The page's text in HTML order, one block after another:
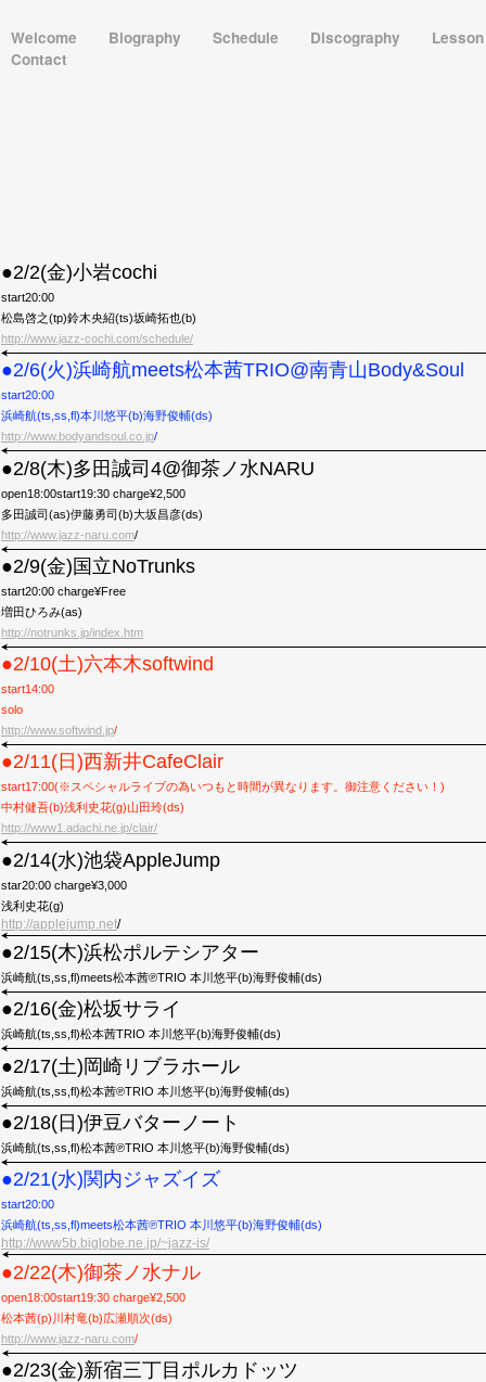
Welcome Biography Schedule Discography
Contact
●2/2(金)小岩cochi
start20:00
松島啓之(tp)鈴木央紹(ts)坂崎拓也(b)
http://www.jazz-cochi.com/schedule/
●2/6(火)浜崎航meets松本茜TRIO@南青山Body&Soul
start20:00
浜崎航(ts,ss,fl)本川悠平(b)海野俊輔(ds)
http://www.bodyandsoul.co.jp/
●2/8(木)多田誠司4@御茶ノ水NARU
open18:00start19:30 charge¥2,500
多田誠司(as)伊藤勇司(b)大坂昌彦(ds)
http://www.jazz-naru.com/
●2/9(金)国立NoTrunks
start20:00 charge¥Free
増田ひろみ(as)
http://notrunks.jp/index.htm
●2/10(土)六本木softwind
start14:00
solo
http://www.softwind.jp/
●2/11(日)西新井CafeClair
start17:00(※スペシャルライブの為いつもと時間が異なります。御注意ください！)
中村健吾(b)浅利史花(g)山田玲(ds)
http://www1.adachi.ne.jp/clair/
●2/14(水)池袋AppleJump
star20:00 charge¥3,000
浅利史花(g)
http://applejump.net/
●2/15(木)浜松ポルテシアター
浜崎航(ts,ss,fl)meets松本茜℗TRIO 本川悠平(b)海野俊輔(ds)
●2/16(金)松坂サライ
浜崎航(ts,ss,fl)松本茜TRIO 本川悠平(b)海野俊輔(ds)
●2/17(土)岡崎リブラホール
浜崎航(ts,ss,fl)松本茜℗TRIO 本川悠平(b)海野俊輔(ds)
●2/18(日)伊豆バターノート
浜崎航(ts,ss,fl)松本茜℗TRIO 本川悠平(b)海野俊輔(ds)
●2/21(水)関内ジャズイズ
start20:00
浜崎航(ts,ss,fl)meets松本茜℗TRIO 本川悠平(b)海野俊輔(ds)
http://www5b.biglobe.ne.jp/~jazz-is/
●2/22(木)御茶ノ水ナル
open18:00start19:30 charge¥2,500
松本茜(p)川村竜(b)広瀬順次(ds)
http://www.jazz-naru.com/
●2/23(金)新宿三丁目ポルカドッツ